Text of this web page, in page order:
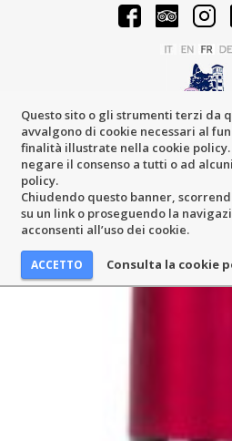
Questo sito o gli strumenti terzi da
avvalgono di cookie necessari al
finalità illustrate nella cookie policy.
negare il consenso a tutti o ad
policy.
Chiudendo questo banner,
su un link o proseguendo la
acconsenti all’uso dei cookie.
Consulta la cookie